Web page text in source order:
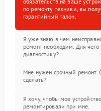
по ремонту техники, вы
гарантийный талон.
Я уже знаю в чем
ремонт необходим. Для чего
диагностику?
Мне нужен срочный ремонт.
сделать?
Я хочу, чтобы мое устройство
ремонтировали при мне.